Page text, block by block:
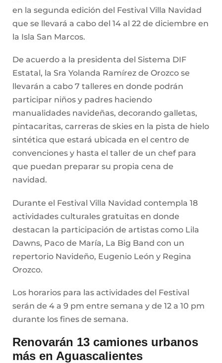
en la segunda edición del Festival Villa Navidad
que se llevará a cabo del 14 al 22 de diciembre en
la Isla San Marcos.
De acuerdo a la presidenta del Sistema DIF
Estatal, la Sra Yolanda Ramírez de Orozco se
llevarán a cabo 7 talleres en donde podrán
participar niños y padres haciendo
manualidades navideñas, decorando galletas,
pintacaritas, carreras de skies en la pista de hielo
sintética que estará ubicada en el centro de
convenciones y hasta el taller de un chef para
que puedan preparar su propia cena de
navidad.
Durante el Festival Villa Navidad contempla 18
actividades culturales gratuitas en donde
destacan la participación de artistas como Lila
Dawns, Paco de María, La Big Band con un
repertorio Navideño, Eugenio León y Regina
Orozco.
Los horarios para las actividades del Festival
serán de 4 a 9 pm entre semana y de 12 a 10 pm
durante los fines de semana.
Renovarán 13 camiones urbanos
más en Aguascalientes